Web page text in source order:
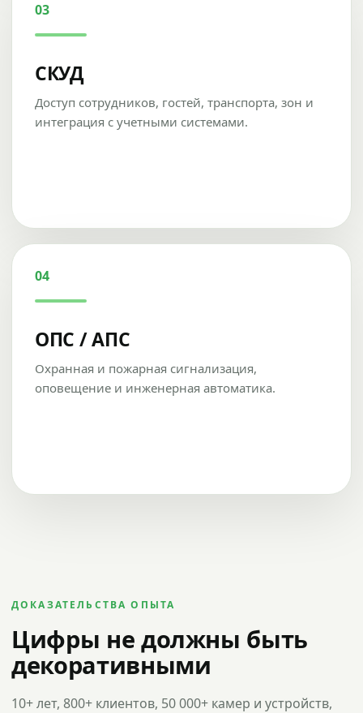
03
СКУД
Доступ сотрудников, гостей, транспорта, зон и
интеграция с учетными системами.
04
ОПС / АПС
Охранная и пожарная сигнализация,
оповещение и инженерная автоматика.
ДОКАЗАТЕЛЬСТВА ОПЫТА
Цифры не должны быть
декоративными
10+ лет, 800+ клиентов, 50 000+ камер и устройств,